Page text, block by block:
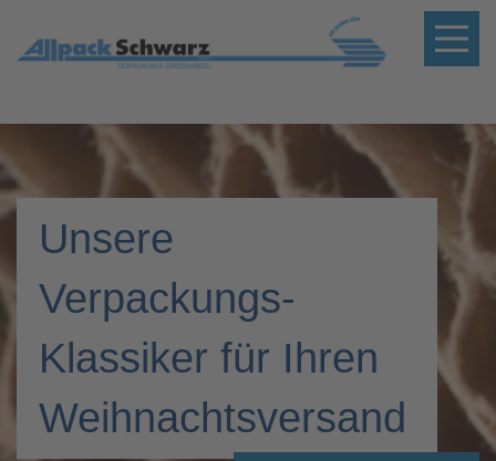
Unsere
Verpackungs-
Klassiker für Ihren
Weihnachtsversand